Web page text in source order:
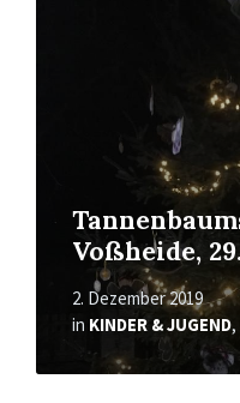
Voßheide,
2. Dezember 2019
in KINDER & JUGEND,